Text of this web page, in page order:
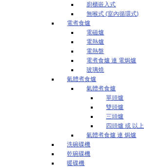
廚櫃嵌入式
無喉式 (室內循環式)
電煮食爐
電磁爐
電熱爐
電熱盤
電煮食爐 連 電焗爐
玻璃燒
氣體煮食爐
氣體煮食爐
單頭爐
雙頭爐
三頭爐
四頭爐 或 以上
氣體煮食爐 連 焗爐
洗碗碟機
乾碗碟機
暖碟機